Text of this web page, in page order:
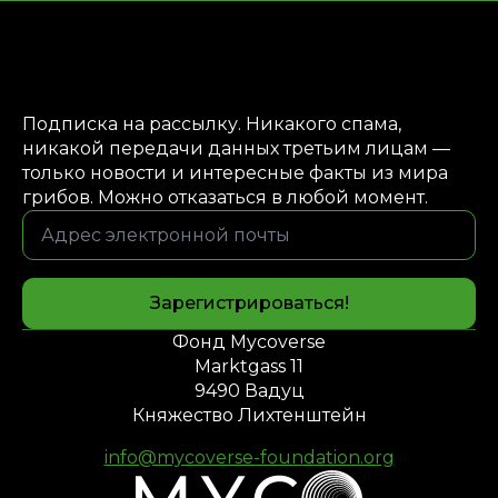
Подписка на рассылку. Никакого спама,
никакой передачи данных третьим лицам —
только новости и интересные факты из мира
грибов. Можно отказаться в любой момент.
Адрес
электронной
почты*
Зарегистрироваться!
Фонд Mycoverse
Marktgass 11
9490 Вадуц
Княжество Лихтенштейн
info@mycoverse-foundation.org